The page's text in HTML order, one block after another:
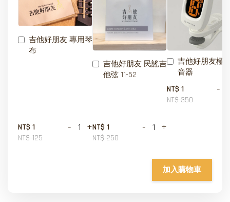
吉他好朋友 專用琴
布
NT$ 1
NT$ 125
- +
吉他好朋友 民謠吉
他弦 11-52
NT$ 1
NT$ 250
- +
吉他好朋友極
音器
NT$ 1
NT$ 350
-
加入購物車